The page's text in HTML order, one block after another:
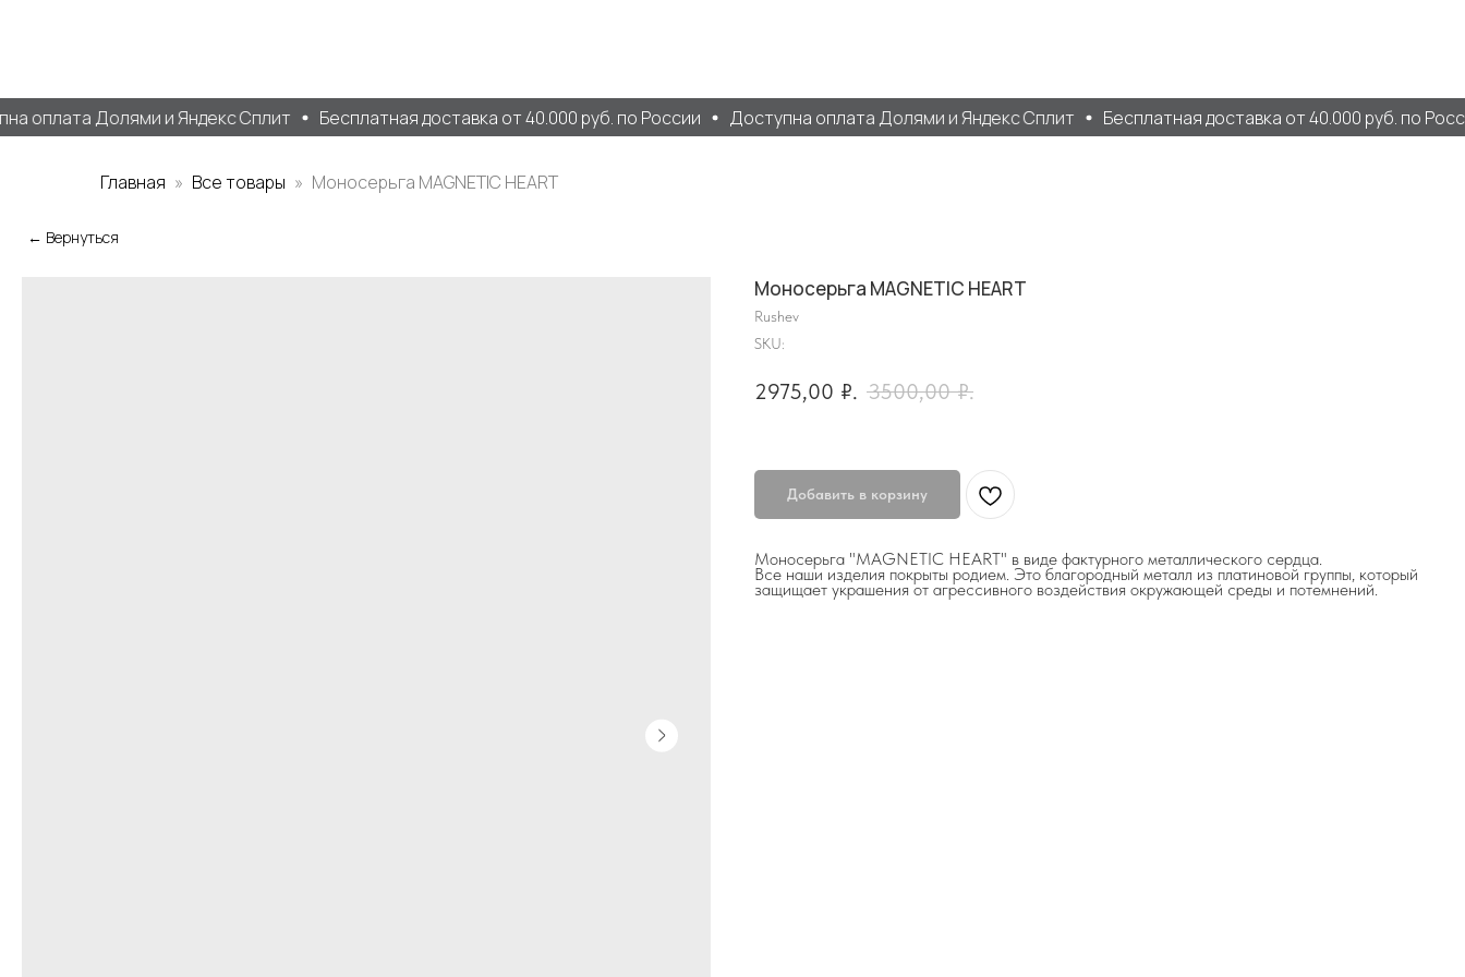
оплата Долями и Яндекс Сплит Бесплатная доставка от 40.000 руб. по России Доступна оплата Долями и Яндекс Сплит Бесплатная доставка от 40.000 руб. по
Главная Все товары Моносерьга MAGNETIC HEART
← Вернуться
Моносерьга MAGNETIC HEART
Rushev
SKU:
2975,00 ₽. 3500,00 ₽.
Добавить в корзину
Моносерьга "MAGNETIC HEART" в виде фактурного металлического сердца.
Все наши изделия покрыты родием. Это благородный металл из платиновой группы, который
защищает украшения от агрессивного воздействия окружающей среды и потемнений.